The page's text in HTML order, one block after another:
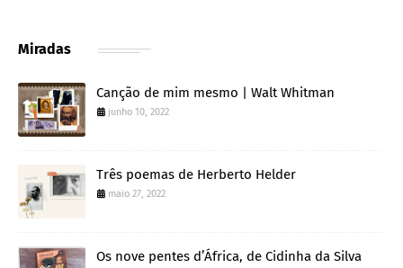
Miradas
Canção de mim mesmo | Walt Whitman
junho 10, 2022
Três poemas de Herberto Helder
maio 27, 2022
Os nove pentes d’África, de Cidinha da Silva